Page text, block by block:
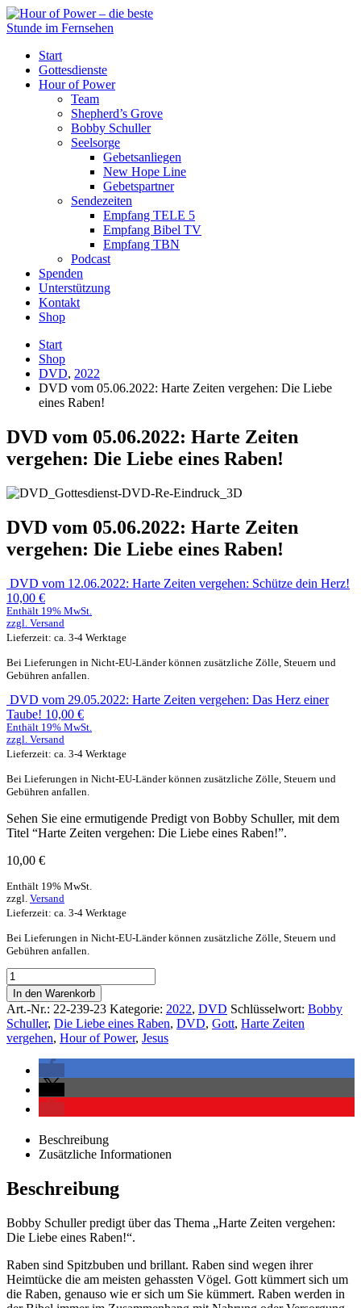
Start
Gottesdienste
Hour of Power
Team
Shepherd’s Grove
Bobby Schuller
Seelsorge
Gebetsanliegen
New Hope Line
Gebetspartner
Sendezeiten
Empfang TELE 5
Empfang Bibel TV
Empfang TBN
Podcast
Spenden
Unterstützung
Kontakt
Shop
Start
Shop
DVD, 2022
DVD vom 05.06.2022: Harte Zeiten vergehen: Die Liebe
eines Raben!
DVD vom 05.06.2022: Harte Zeiten
vergehen: Die Liebe eines Raben!
DVD vom 05.06.2022: Harte Zeiten
vergehen: Die Liebe eines Raben!
DVD vom 12.06.2022: Harte Zeiten vergehen: Schütze dein Herz!
10,00 €
Enthält 19% MwSt.
zzgl. Versand
Lieferzeit: ca. 3-4 Werktage
Bei Lieferungen in Nicht-EU-Länder können zusätzliche Zölle, Steuern und
Gebühren anfallen.
DVD vom 29.05.2022: Harte Zeiten vergehen: Das Herz einer
Taube! 10,00 €
Enthält 19% MwSt.
zzgl. Versand
Lieferzeit: ca. 3-4 Werktage
Bei Lieferungen in Nicht-EU-Länder können zusätzliche Zölle, Steuern und
Gebühren anfallen.
Sehen Sie eine ermutigende Predigt von Bobby Schuller, mit dem
Titel “Harte Zeiten vergehen: Die Liebe eines Raben!”.
10,00 €
Enthält 19% MwSt.
zzgl. Versand
Lieferzeit: ca. 3-4 Werktage
Bei Lieferungen in Nicht-EU-Länder können zusätzliche Zölle, Steuern und
Gebühren anfallen.
In den Warenkorb
Art.-Nr.: 22-239-23 Kategorie: 2022, DVD Schlüsselwort: Bobby
Schuller, Die Liebe eines Raben, DVD, Gott, Harte Zeiten
vergehen, Hour of Power, Jesus
Beschreibung
Zusätzliche Informationen
Beschreibung
Bobby Schuller predigt über das Thema „Harte Zeiten vergehen:
Die Liebe eines Raben!“.
Raben sind Spitzbuben und brillant. Raben sind wegen ihrer
Heimtücke die am meisten gehassten Vögel. Gott kümmert sich um
die Raben, genauso wie er sich um Sie kümmert. Raben werden in